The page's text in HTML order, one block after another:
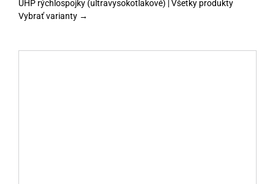
UHP rýchlospojky (ultravysokotlakové) | Všetky produkty
Vybrať varianty →